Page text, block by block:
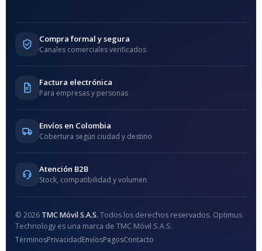
Compra formal y segura
Canales comerciales verificados
Factura electrónica
Para empresas y personas
Envíos en Colombia
Cobertura según ciudad y destino
Atención B2B
Stock, compatibilidad y volumen
© 2026 TMC Móvil S.A.S. Todos los derechos reservados. Optimus
Technology es una marca de TMC Móvil S.A.S.
TérminosPrivacidadEnvíosPagosContacto